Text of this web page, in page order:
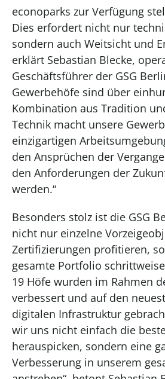
econoparks zur Verfügung
Dies erfordert nicht nur
sondern auch Weitsicht und
erklärt Sebastian Blecke,
Geschäftsführer der GSG
Gewerbehöfe sind über
Kombination aus Tradition
Technik macht unsere
einzigartigen
den Ansprüchen der
den Anforderungen der
werden.“
Besonders stolz ist die GSG
nicht nur einzelne
Zertifizierungen profitieren,
gesamte Portfolio
19 Höfe wurden im Rahmen
verbessert und auf den
digitalen Infrastruktur
wir uns nicht einfach die
herauspicken, sondern eine
Verbesserung in unserem